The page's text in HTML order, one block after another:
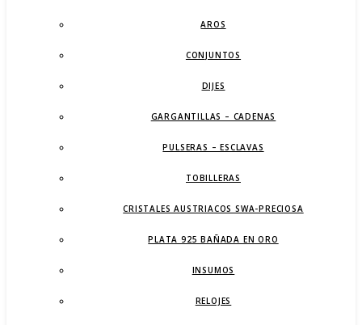
AROS
CONJUNTOS
DIJES
GARGANTILLAS – CADENAS
PULSERAS – ESCLAVAS
TOBILLERAS
CRISTALES AUSTRIACOS SWA-PRECIOSA
PLATA 925 BAÑADA EN ORO
INSUMOS
RELOJES